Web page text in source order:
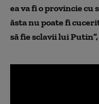
ea va fi o provincie cu
ăsta nu poate fi
să fie sclavii lui